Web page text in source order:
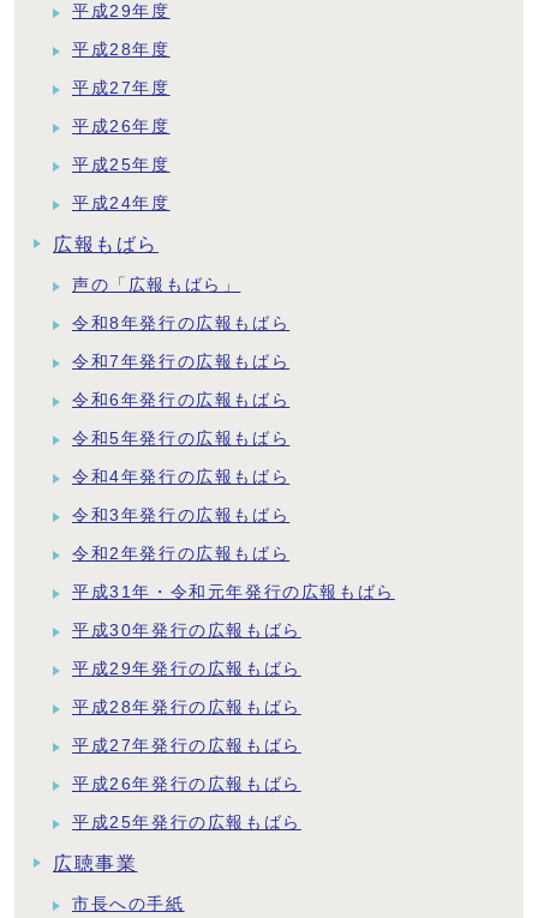
平成29年度
平成28年度
平成27年度
平成26年度
平成25年度
平成24年度
広報もばら
声の「広報もばら」
令和8年発行の広報もばら
令和7年発行の広報もばら
令和6年発行の広報もばら
令和5年発行の広報もばら
令和4年発行の広報もばら
令和3年発行の広報もばら
令和2年発行の広報もばら
平成31年・令和元年発行の広報もばら
平成30年発行の広報もばら
平成29年発行の広報もばら
平成28年発行の広報もばら
平成27年発行の広報もばら
平成26年発行の広報もばら
平成25年発行の広報もばら
広聴事業
市長への手紙